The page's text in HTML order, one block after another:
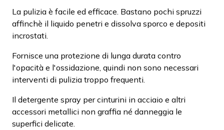
La pulizia è facile ed efficace. Bastano pochi spruzzi
affinchè il liquido penetri e dissolva sporco e depositi
incrostati.
Fornisce una protezione di lunga durata contro
l'opacità e l'ossidazione, quindi non sono necessari
interventi di pulizia troppo frequenti.
Il detergente spray per cinturini in acciaio e altri
accessori metallici non graffia né danneggia le
superfici delicate.